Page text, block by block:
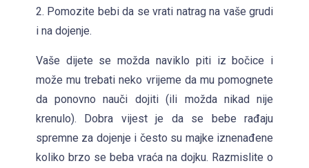
2. Pomozite bebi da se vrati natrag na vaše grudi
i na dojenje.
Vaše dijete se možda naviklo piti iz bočice i
može mu trebati neko vrijeme da mu pomognete
da ponovno nauči dojiti (ili možda nikad nije
krenulo). Dobra vijest je da se bebe rađaju
spremne za dojenje i često su majke iznenađene
koliko brzo se beba vraća na dojku. Razmislite o